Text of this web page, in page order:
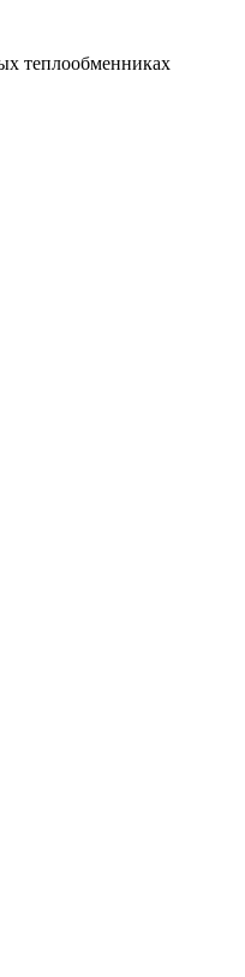
теплообменниках